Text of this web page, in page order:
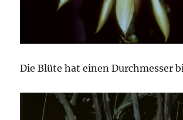
Die Blüte hat einen Durchmesser